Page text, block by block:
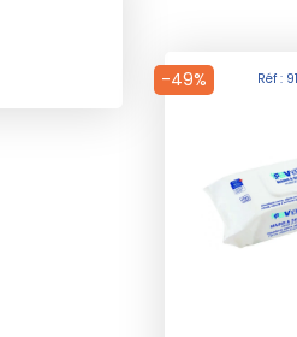
-49% Réf :